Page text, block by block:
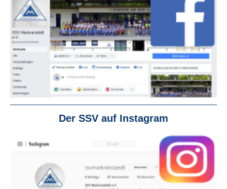
Der SSV auf Instagram